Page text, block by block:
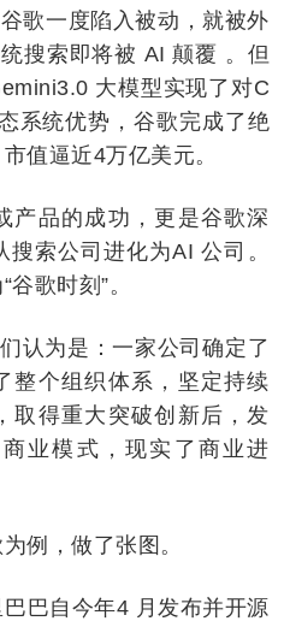
歌一度陷入被动，就被外
搜索即将被 AI 颠覆 。但
大模型实现了对C
系统优势，谷歌完成了绝
值逼近4万亿美元。
品的成功，更是谷歌深
索公司进化为AI 公司。
歌时刻”。
为是：一家公司确定了
整个组织体系，坚定持续
取得重大突破创新后，发
业模式，现实了商业进
，做了张图。
巴自今年4 月发布并开源